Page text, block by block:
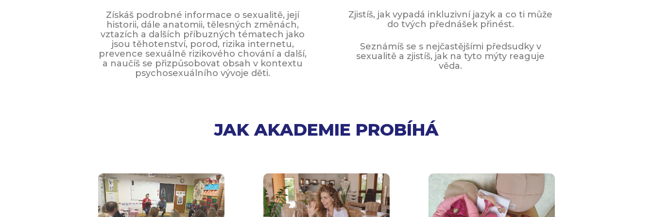
Získáš podrobné informace o sexualitě, její
historii, dále anatomii, tělesných změnách,
vztazích a dalších příbuzných tématech jako
jsou těhotenství, porod, rizika internetu,
prevence sexuálně rizikového chování a další,
a naučíš se přizpůsobovat obsah v kontextu
psychosexuálního vývoje děti.
Zjistíš, jak vypadá inkluzivní jazyk a co ti může
do tvých přednášek přinést.
Seznámíš se s nejčastějšími předsudky v
sexualitě a zjistíš, jak na tyto mýty reaguje
věda.
JAK AKADEMIE PROBÍHÁ